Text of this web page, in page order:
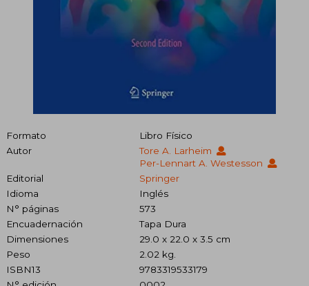
Formato
Libro Físico
Autor
Tore A. Larheim
Per-Lennart A. Westesson
Editorial
Springer
Idioma
Inglés
N° páginas
573
Encuadernación
Tapa Dura
Dimensiones
29.0 x 22.0 x 3.5 cm
Peso
2.02 kg.
ISBN13
9783319533179